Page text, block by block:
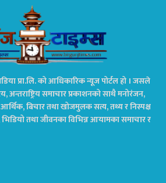
प्रा.लि. को आधिकारिक न्यूज पोर्टल हो । जसले
अन्तराष्ट्रिय समाचार प्रकाशनको साथै मनोरंजन,
बिचार तथा खोजमुलक सत्य, तथ्य र निस्पक्ष
भिडियो तथा जीवनका विभिन्न आयामका समाचार र